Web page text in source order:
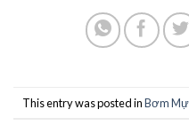
This entry was posted inBơm